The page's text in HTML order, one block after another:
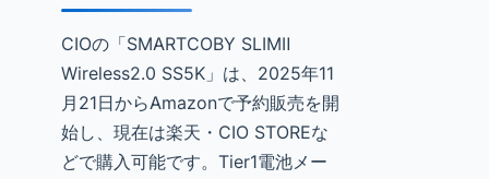
CIOの「SMARTCOBY SLIMⅡ
Wireless2.0 SS5K」は、2025年11
月21日からAmazonで予約販売を開
始し、現在は楽天・CIO STOREな
どで購入可能です。Tier1電池メー